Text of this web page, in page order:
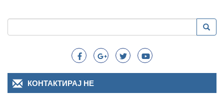
Search
Пребарување
КОНТАКТИРАЈ НЕ